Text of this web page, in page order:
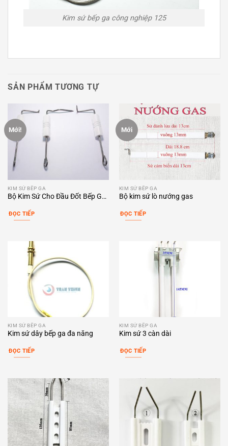
Kim sứ bếp ga công nghiệp 125
SẢN PHẨM TƯƠNG TỰ
Mới!
KIM SỨ BẾP GA
Bộ Kim Sứ Cho Đầu Đốt Bếp Ga
ĐỌC TIẾP
Mới
KIM SỨ BẾP GA
Bộ kim sứ lò nướng gas
ĐỌC TIẾP
KIM SỨ BẾP GA
Kim sứ dây bếp ga đa năng
ĐỌC TIẾP
KIM SỨ BẾP GA
Kim sứ 3 càn dài
ĐỌC TIẾP